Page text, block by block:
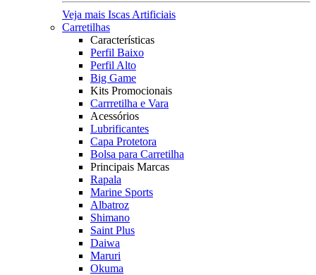
Veja mais Iscas Artificiais
Carretilhas
Características
Perfil Baixo
Perfil Alto
Big Game
Kits Promocionais
Carrretilha e Vara
Acessórios
Lubrificantes
Capa Protetora
Bolsa para Carretilha
Principais Marcas
Rapala
Marine Sports
Albatroz
Shimano
Saint Plus
Daiwa
Maruri
Okuma